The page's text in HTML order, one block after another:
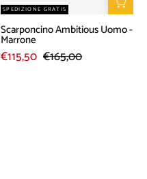
SPEDIZIONE GRATIS
Scarponcino Ambitious Uomo -
Marrone
€115,50 €165,00